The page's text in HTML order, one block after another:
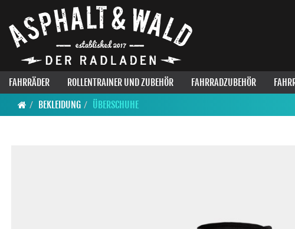
FAHRRÄDER ROLLENTRAINER UND ZUBEHÖR FAHRRADZUBEHÖR
BEKLEIDUNG
ÜBERSCHUHE